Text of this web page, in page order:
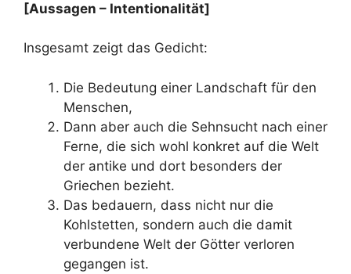
[Aussagen – Intentionalität]
Insgesamt zeigt das Gedicht:
Die Bedeutung einer Landschaft für den
Menschen,
Dann aber auch die Sehnsucht nach einer
Ferne, die sich wohl konkret auf die Welt
der antike und dort besonders der
Griechen bezieht.
Das bedauern, dass nicht nur die
Kohlstetten, sondern auch die damit
verbundene Welt der Götter verloren
gegangen ist.